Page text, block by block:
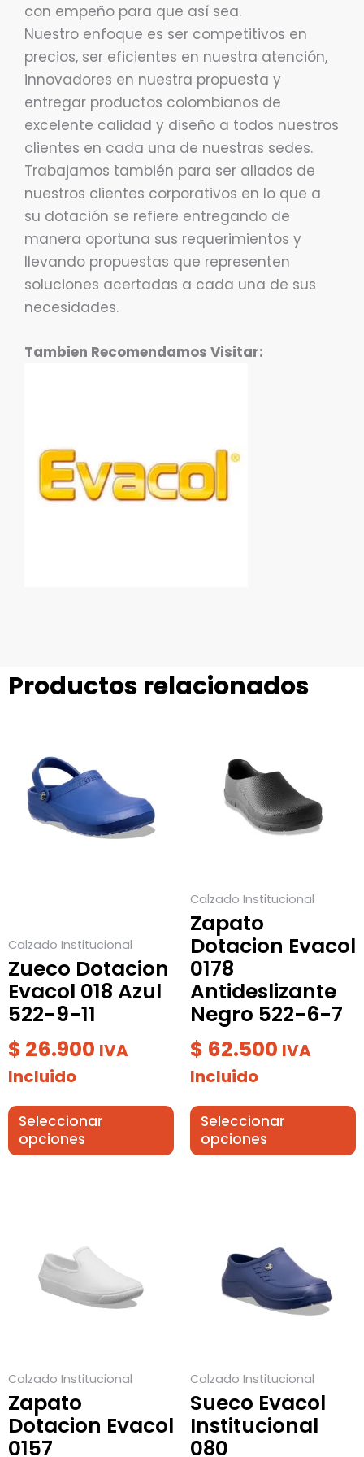
con empeño para que así sea.
Nuestro enfoque es ser competitivos en
precios, ser eficientes en nuestra atención,
innovadores en nuestra propuesta y
entregar productos colombianos de
excelente calidad y diseño a todos nuestros
clientes en cada una de nuestras sedes.
Trabajamos también para ser aliados de
nuestros clientes corporativos en lo que a
su dotación se refiere entregando de
manera oportuna sus requerimientos y
llevando propuestas que representen
soluciones acertadas a cada una de sus
necesidades.
Tambien Recomendamos Visitar:
Productos relacionados
Calzado Institucional
Zueco Dotacion
Evacol 018 Azul
522-9-11
$ 26.900 IVA
Incluido
Seleccionar
opciones
tiene
múltiples
variantes.
en
la
página
de
producto
Calzado Institucional
Zapato
Dotacion Evacol
0178
Antideslizante
Negro 522-6-7
$ 62.500 IVA
Incluido
Seleccionar
opciones
múltiples
variantes.
pueden
elegir
en
la
página
de
producto
Calzado Institucional
Zapato
Dotacion Evacol
0157
múltiples
variantes.
pueden
elegir
en
Calzado Institucional
Sueco Evacol
Institucional
080
múltiples
variantes.
pueden
elegir
en